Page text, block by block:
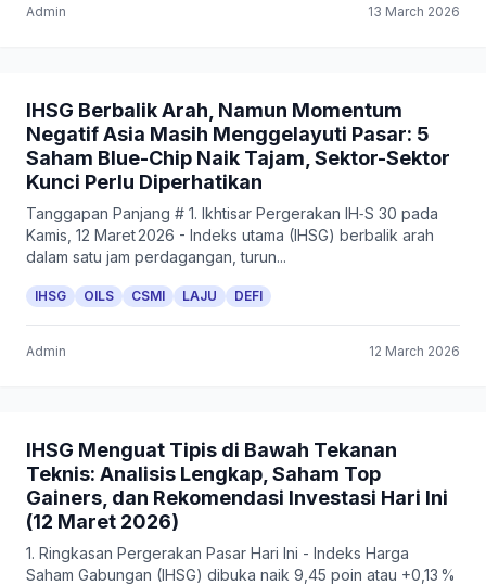
Admin 13 March 2026
IHSG Berbalik Arah, Namun Momentum
Negatif Asia Masih Menggelayuti Pasar: 5
Saham Blue-Chip Naik Tajam, Sektor-Sektor
Kunci Perlu Diperhatikan
Tanggapan Panjang # 1. Ikhtisar Pergerakan IH‑S 30 pada
Kamis, 12 Maret 2026 - Indeks utama (IHSG) berbalik arah
dalam satu jam perdagangan, turun...
IHSG OILS CSMI LAJU DEFI
Admin 12 March 2026
IHSG Menguat Tipis di Bawah Tekanan
Teknis: Analisis Lengkap, Saham Top
Gainers, dan Rekomendasi Investasi Hari Ini
(12 Maret 2026)
1. Ringkasan Pergerakan Pasar Hari Ini - Indeks Harga
Saham Gabungan (IHSG) dibuka naik 9,45 poin atau +0,13 %